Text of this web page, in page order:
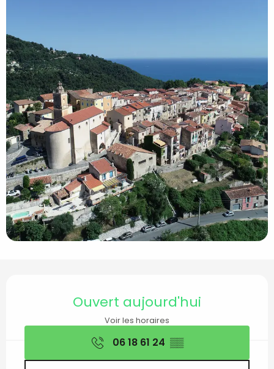
Ouverture et
Ouvert aujourd'hui
Voir les horaires
06 18 61 24 ▒▒